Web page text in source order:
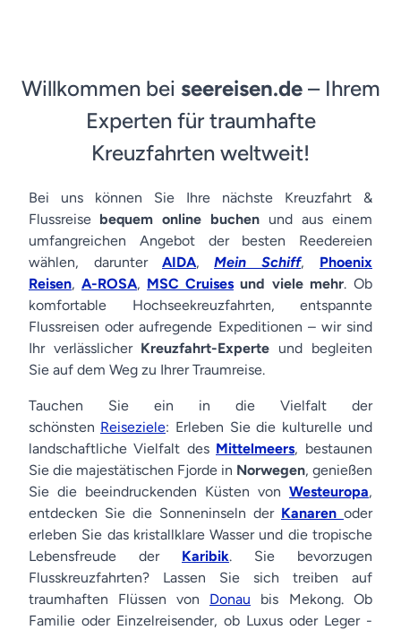
Willkommen bei seereisen.de– Ihrem
Experten für traumhafte
Kreuzfahrten weltweit!
Bei uns können Sie Ihre nächste Kreuzfahrt &
Flussreise bequem online buchen und aus einem
umfangreichen Angebot der besten Reedereien
wählen, darunter AIDA, Mein Schiff, Phoenix
Reisen, A-ROSA, MSC Cruises und viele mehr. Ob
komfortable Hochseekreuzfahrten, entspannte
Flussreisen oder aufregende Expeditionen – wir sind
Ihr verlässlicher Kreuzfahrt-Experte und begleiten
Sie auf dem Weg zu Ihrer Traumreise.
Tauchen Sie ein in die Vielfalt der
schönsten Reiseziele: Erleben Sie die kulturelle und
landschaftliche Vielfalt des Mittelmeers, bestaunen
Sie die majestätischen Fjorde in Norwegen, genießen
Sie die beeindruckenden Küsten von Westeuropa,
entdecken Sie die Sonneninseln der Kanaren oder
erleben Sie das kristallklare Wasser und die tropische
Lebensfreude der Karibik. Sie bevorzugen
Flusskreuzfahrten? Lassen Sie sich treiben auf
traumhaften Flüssen von Donau bis Mekong. Ob
Familie oder Einzelreisender, ob Luxus oder Leger -